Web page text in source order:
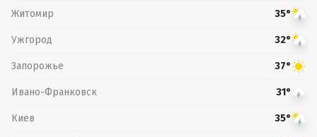
Житомир 35°
Ужгород 32°
Запорожье 37°
Ивано-Франковск 31°
Киев 35°